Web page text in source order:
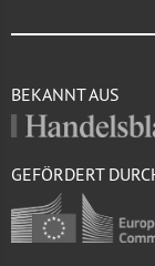
BEKANNT AUS
GEFÖRDERT